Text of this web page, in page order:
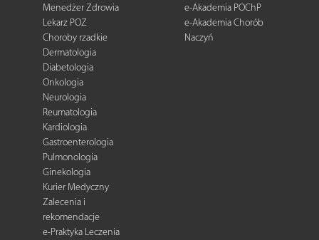
Menedżer Zdrowia
Lekarz POZ
Choroby rzadkie
Dermatologia
Diabetologia
Onkologia
Neurologia
Reumatologia
Kardiologia
Gastroenterologia
Pulmonologia
Ginekologia
Kurier Medyczny
Zalecenia i
rekomendacje
e-Praktyka Leczenia
e-Akademia POChP
e-Akademia Chorób
Naczyń